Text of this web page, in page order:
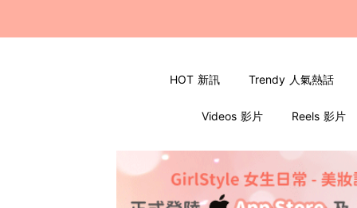
HOT 新訊 Trendy 人氣熱話
Videos 影片 Reels 影片